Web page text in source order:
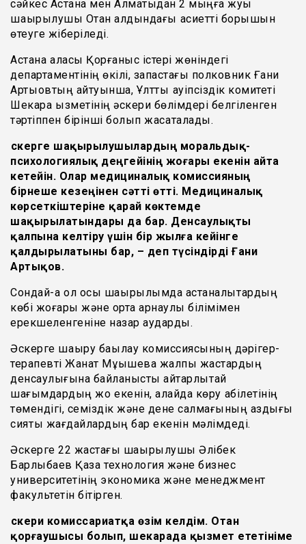
сәйкес Астана мен Алматыдан 2 мыңға жуық
шақырылушы Отан алдындағы қасиетті борышын
өтеуге жіберіледі.
Астана қаласы Қорғаныс істері жөніндегі
департаментінің өкілі, запастағы полковник Ғани
Артықовтың айтуынша, Ұлттық қауіпсіздік комитеті
Шекара қызметінің әскери бөлімдері белгіленген
тәртіппен бірінші болып жасақталады.
Әскерге шақырылушылардың моральдық-
психологиялық деңгейінің жоғары екенін айта
кетейін. Олар медициналық комиссияның
бірнеше кезеңінен сәтті өтті. Медициналық
көрсеткіштеріне қарай көктемде
шақырылатындары да бар. Денсаулықты
қалпына келтіру үшін бір жылға кейінге
қалдырылатыны бар, – деп түсіндірді Ғани
Артықов.
Сондай-ақ ол осы шақырылымда астаналықтардың
көбі жоғары және орта арнаулы білімімен
ерекшеленгеніне назар аударды.
Әскерге шақыру бақылау комиссиясының дәрігер-
терапевті Жанат Мұқышева жалпы жастардың
денсаулығына байланысты айтарлықтай
шағымдардың жоқ екенін, алайда көру қабілетінің
төмендігі, семіздік және дене салмағының аздығы
сияқты жағдайлардың бар екенін мәлімдеді.
Әскерге 22 жастағы шақырылушы Әлібек
Барлыбаев Қазақ технология және бизнес
университетінің экономика және менеджмент
факультетін бітірген.
Әскери комиссариатқа өзім келдім. Отан
қорғаушысы болып, шекарада қызмет ететініме